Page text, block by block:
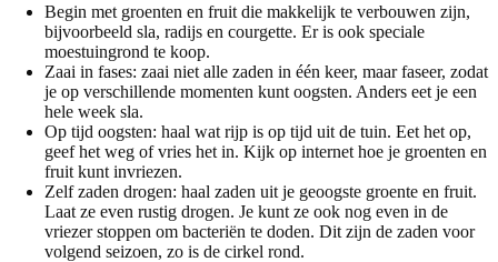
Begin met groenten en fruit die makkelijk te verbouwen zijn,
bijvoorbeeld sla, radijs en courgette. Er is ook speciale
moestuingrond te koop.
Zaai in fases: zaai niet alle zaden in één keer, maar faseer, zodat
je op verschillende momenten kunt oogsten. Anders eet je een
hele week sla.
Op tijd oogsten: haal wat rijp is op tijd uit de tuin. Eet het op,
geef het weg of vries het in. Kijk op internet hoe je groenten en
fruit kunt invriezen.
Zelf zaden drogen: haal zaden uit je geoogste groente en fruit.
Laat ze even rustig drogen. Je kunt ze ook nog even in de
vriezer stoppen om bacteriën te doden. Dit zijn de zaden voor
volgend seizoen, zo is de cirkel rond.